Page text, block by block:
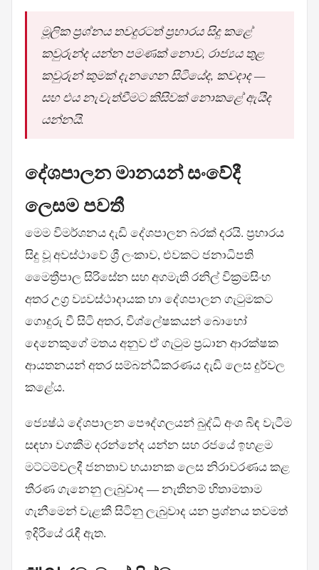
මූලික ප්‍රශ්නය තවදුරටත් ප්‍රහාරය සිදු කළේ
කවුරුන්ද යන්න පමණක් නොව, රාජ්‍යය තුළ
කවුරුන් කුමක් දැනගෙන සිටියේද, කවදාද —
සහ එය නැවැත්වීමට කිසිවක් නොකළේ ඇයිද
යන්නයි.
දේශපාලන මානයන් සංවේදී
ලෙසම පවතී
මෙම විමර්ශනය දැඩි දේශපාලන බරක් දරයි. ප්‍රහාරය
සිදු වූ අවස්ථාවේ ශ්‍රී ලංකාව, එවකට ජනාධිපති
මෛත්‍රීපාල සිරිසේන සහ අගමැති රනිල් වික්‍රමසිංහ
අතර උග්‍ර ව්‍යවස්ථාදායක හා දේශපාලන ගැටුමකට
ගොදුරු වී සිටි අතර, විශ්ලේෂකයන් බොහෝ
දෙනෙකුගේ මතය අනුව ඒ ගැටුම ප්‍රධාන ආරක්ෂක
ආයතනයන් අතර සම්බන්ධීකරණය දැඩි ලෙස දුර්වල
කළේය.
ජ්‍යෙෂ්ඨ දේශපාලන පෞද්ගලයන් බුද්ධි අංශ බිඳ වැටීම
සඳහා වගකීම දරන්නේද යන්න සහ රජයේ ඉහළම
මට්ටම්වලදී ජනතාව භයානක ලෙස නිරාවරණය කළ
තීරණ ගැනෙනු ලැබුවාද — නැතිනම් හිතාමතාම
ගැනීමෙන් වැළකී සිටිනු ලැබුවාද යන ප්‍රශ්නය තවමත්
ඉදිරියේ රැඳී ඇත.